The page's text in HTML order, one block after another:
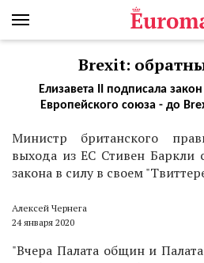
Brexit:
Елизавета II подписала
Европейского союза - до
Министр британского
выхода из ЕС Стивен Баркли
закона в силу в своем
Алексей Чернега
24 января 2020
"Вчера Палата общин и